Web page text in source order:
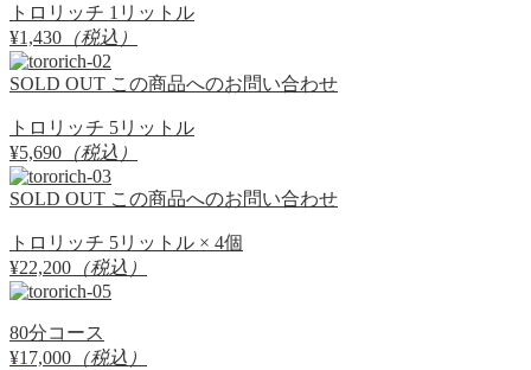
トロリッチ 1リットル
¥1,430 （税込）
SOLD OUT この商品へのお問い合わせ
トロリッチ 5リットル
¥5,690 （税込）
SOLD OUT この商品へのお問い合わせ
トロリッチ 5リットル × 4個
¥22,200 （税込）
80分コース
¥17,000 （税込）